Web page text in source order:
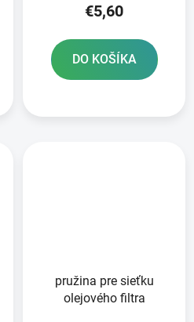
€5,60
DO KOŠÍKA
pružina pre sieťku
olejového filtra